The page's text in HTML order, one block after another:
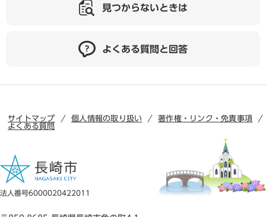
見つからないときは
よくある質問と回答
サイトマップ 個人情報の取り扱い
著作権・リンク・免責事項
よくある質問
法人番号6000020422011